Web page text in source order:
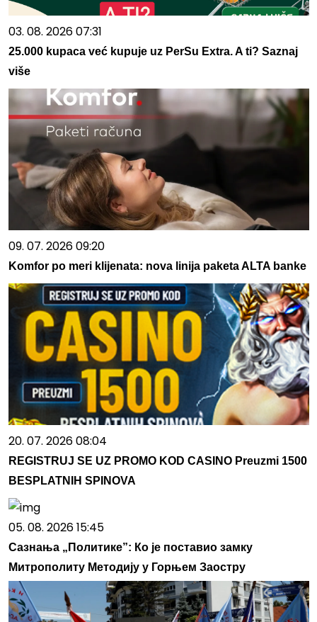
03. 08. 2026 07:31
25.000 kupaca već kupuje uz PerSu Extra. A ti? Saznaj
više
09. 07. 2026 09:20
Komfor po meri klijenata: nova linija paketa ALTA banke
20. 07. 2026 08:04
REGISTRUJ SE UZ PROMO KOD CASINO Preuzmi 1500
BESPLATNIH SPINOVA
05. 08. 2026 15:45
Сазнања „Политике”: Ко је поставио замку
Митрополиту Методију у Горњем Заостру